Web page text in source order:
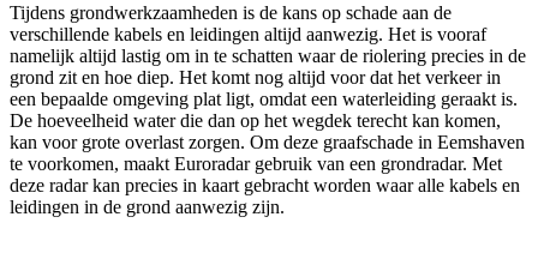
Tijdens grondwerkzaamheden is de kans op schade aan de
verschillende kabels en leidingen altijd aanwezig. Het is vooraf
namelijk altijd lastig om in te schatten waar de riolering precies in de
grond zit en hoe diep. Het komt nog altijd voor dat het verkeer in
een bepaalde omgeving plat ligt, omdat een waterleiding geraakt is.
De hoeveelheid water die dan op het wegdek terecht kan komen,
kan voor grote overlast zorgen. Om deze graafschade in Eemshaven
te voorkomen, maakt Euroradar gebruik van een grondradar. Met
deze radar kan precies in kaart gebracht worden waar alle kabels en
leidingen in de grond aanwezig zijn.